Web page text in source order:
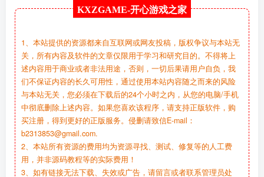
KXZGAME-开心游戏之家
1、本站提供的资源都来自互联网或网友投稿，版权争议与本站无
关，所有内容及软件的文章仅限用于学习和研究目的。不得将上
述内容用于商业或者非法用途，否则，一切后果请用户自负，我
们不保证内容的长久可用性，通过使用本站内容随之而来的风险
与本站无关，您必须在下载后的24个小时之内，从您的电脑/手机
中彻底删除上述内容。如果您喜欢该程序，请支持正版软件，购
买注册，得到更好的正版服务。侵删请致信E-mail：
b2313853@gmail.com.
2、本站所有资源的费用均为资源寻找、测试、修复等的人工费
用，并非源码教程等的实际费用！
3、如有链接无法下载、失效或广告，请留言或者联系管理员处